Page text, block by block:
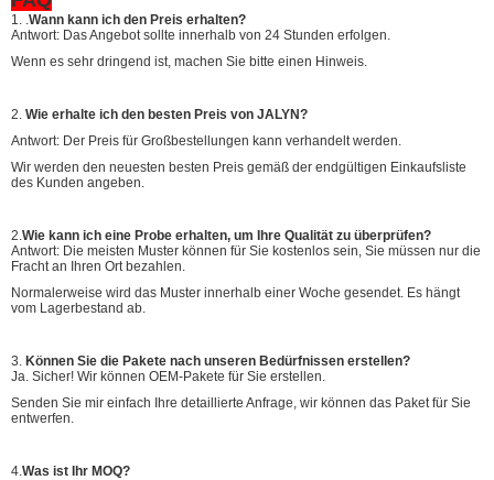
1. . Wann kann ich den Preis erhalten?
Antwort: Das Angebot sollte innerhalb von 24 Stunden erfolgen.
Wenn es sehr dringend ist, machen Sie bitte einen Hinweis.
2. Wie erhalte ich den besten Preis von JALYN?
Antwort: Der Preis für Großbestellungen kann verhandelt werden.
Wir werden den neuesten besten Preis gemäß der endgültigen Einkaufsliste
des Kunden angeben.
2. Wie kann ich eine Probe erhalten, um Ihre Qualität zu überprüfen?
Antwort: Die meisten Muster können für Sie kostenlos sein, Sie müssen nur die
Fracht an Ihren Ort bezahlen.
Normalerweise wird das Muster innerhalb einer Woche gesendet. Es hängt
vom Lagerbestand ab.
3. Können Sie die Pakete nach unseren Bedürfnissen erstellen?
Ja. Sicher! Wir können OEM-Pakete für Sie erstellen.
Senden Sie mir einfach Ihre detaillierte Anfrage, wir können das Paket für Sie
entwerfen.
4. Was ist Ihr MOQ?